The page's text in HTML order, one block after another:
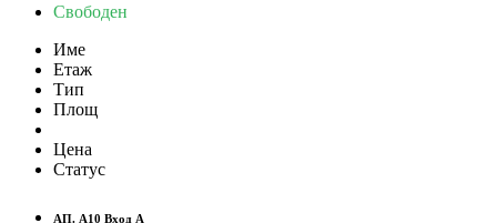
Свободен
Име
Етаж
Тип
Площ
Цена
Статус
АП. А10 Вход А